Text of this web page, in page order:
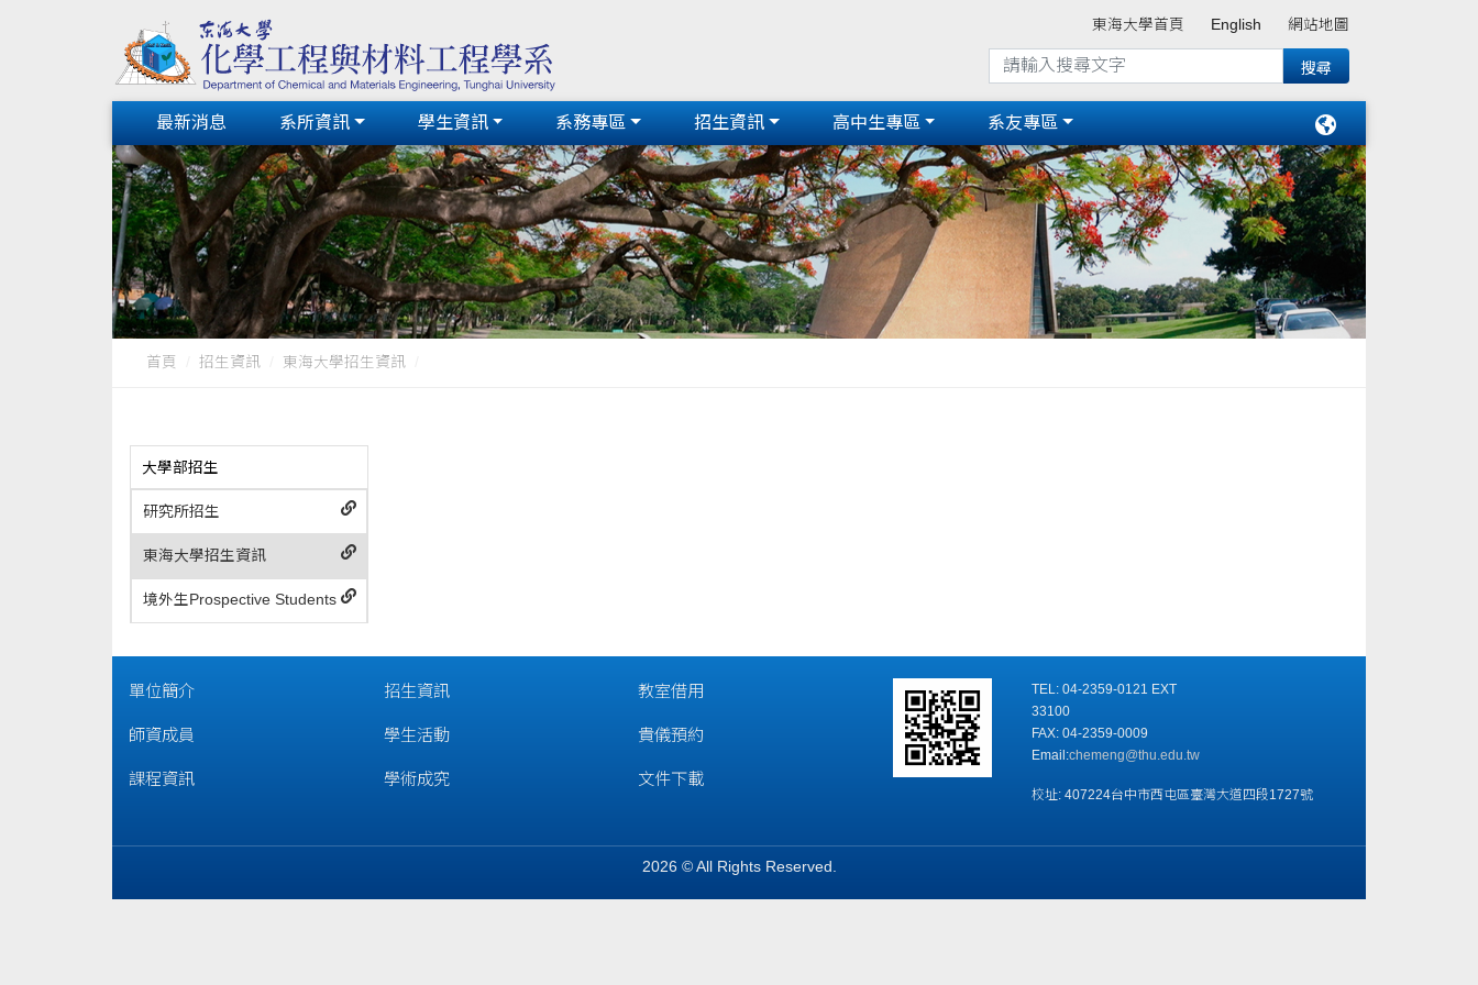
東海大學首頁 English 網站地圖
最新消息 系所資訊 學生資訊 系務專區 招生資訊 高中生專區 系友專區
首頁 招生資訊 東海大學招生資訊
大學部招生
研究所招生
東海大學招生資訊
境外生Prospective Students
單位簡介
師資成員
課程資訊
招生資訊
學生活動
學術成究
教室借用
貴儀預約
文件下載
TEL: 04-2359-0121 EXT
33100
FAX: 04-2359-0009
Email:chemeng@thu.edu.tw
校址: 407224台中市西屯區臺灣大道四段1727號
2026 © All Rights Reserved.